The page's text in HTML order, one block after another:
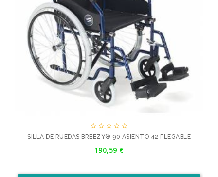
    
SILLA DE RUEDAS BREEZY® 90 ASIENTO 42 PLEGABLE
190,59 €